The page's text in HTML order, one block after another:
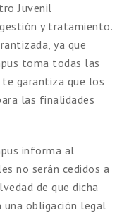
Juvenil
y tratamiento.
ya que
toma todas las
te garantiza que los
las finalidades
informa al
no serán cedidos a
de que dicha
una obligación legal